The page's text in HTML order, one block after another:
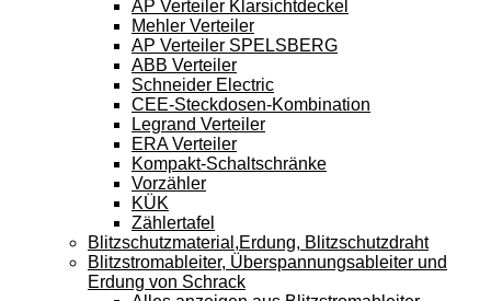
AP Verteiler Klarsichtdeckel
Mehler Verteiler
AP Verteiler SPELSBERG
ABB Verteiler
Schneider Electric
CEE-Steckdosen-Kombination
Legrand Verteiler
ERA Verteiler
Kompakt-Schaltschränke
Vorzähler
KÜK
Zählertafel
Blitzschutzmaterial,Erdung, Blitzschutzdraht
Blitzstromableiter, Überspannungsableiter und
Erdung von Schrack